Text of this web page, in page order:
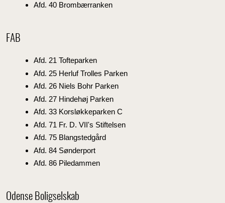
Afd. 40 Brombærranken
FAB
Afd. 21 Tofteparken
Afd. 25 Herluf Trolles Parken
Afd. 26 Niels Bohr Parken
Afd. 27 Hindehøj Parken
Afd. 33 Korsløkkeparken C
Afd. 71 Fr. D. VII's Stiftelsen
Afd. 75 Blangstedgård
Afd. 84 Sønderport
Afd. 86 Piledammen
Odense Boligselskab